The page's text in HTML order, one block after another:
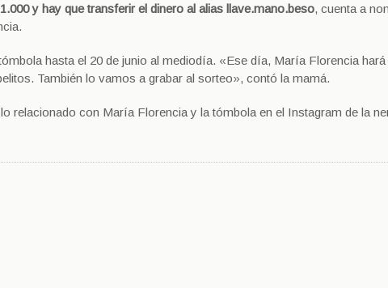
y hay que transferir el dinero al alias llave.mano.beso, cuenta a
hasta el 20 de junio al mediodía. «Ese día, María Florencia
También lo vamos a grabar al sorteo», contó la mamá.
relacionado con María Florencia y la tómbola en el Instagram de la